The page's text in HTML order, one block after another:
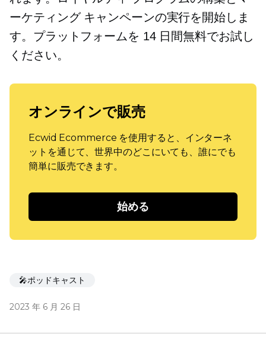
ーケティング キャンペーンの実行を開始しま
す。プラットフォームを 14 日間無料でお試し
ください。
オンラインで販売
Ecwid Ecommerce を使用すると、インターネ
ットを通じて、世界中のどこにいても、誰にでも
簡単に販売できます。
始める
🎤ポッドキャスト
2023 年 6 月 26 日